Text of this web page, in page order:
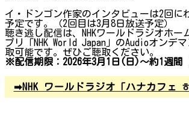
イ・ドンゴン作家のインタビューは2回に
予定です。（2回目は3月8日放送予定）
聴き逃し配信は、NHKワールドラジオホー
プリ「NHK World Japan」のAudioオンデ
取可能です。ぜひご聴取ください。
※配信期限：2026年3月1日(日)～約1週間
➡NHK ワールドラジオ「ハナカフェ